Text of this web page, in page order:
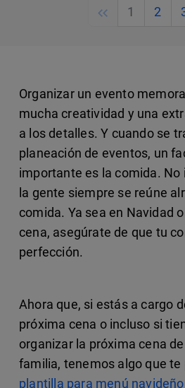
Previous
1 2
Organizar un evento
mucha creatividad y una
a los detalles. Y cuando se
planeación de eventos, un
importante es la comida. No
la gente siempre se reúne
comida. Ya sea en Navidad
cena, asegúrate de que tu
perfección.
Ahora que, si estás a cargo
próxima cena o incluso si
organizar la próxima cena
familia, tenemos algo que te
plantilla para menú navideño